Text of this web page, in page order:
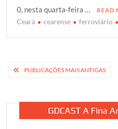
e
r
o
o
A
p
e
r
0, nesta quarta-feira …
READ
Ceará cearense ferroviário
Navegação
posts
PUBLICAÇÕES MAIS ANTIGAS
GDCAST A Fina